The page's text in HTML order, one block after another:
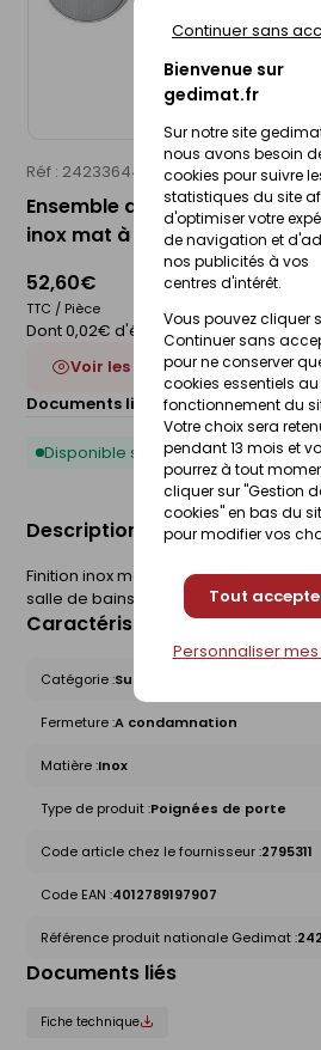
Bienvenue sur
gedimat.fr
Sur notre site
nous avons besoin
cookies pour suivre
statistiques du site
d'optimiser votre
de navigation et
nos publicités à vos
centres d'intérêt.
Vous pouvez cliquer
Continuer sans
pour ne conserver
cookies essentiels au
fonctionnement du
Votre choix sera
pendant 13 mois et
pourrez à tout
cliquer sur "Gestion
cookies" en bas du
pour modifier vos
Tout
Continuer sans
Personnaliser
Réf : 24233644 HOPPE
Ensemble de poignées sur
inox mat à condamnation 37-
52,60€
TTC / Pièce
Dont 0,02€ d'éco-participation
Voir les 3 déclinaisons
Documents liés :
Fiche technique
Disponible sous 10 jours
Description du produit
Finition inox mat. Avec verrou de
salle de bains.
Caractéristiques du produit
Catégorie :Sur rosace
Fermeture :A condamnation
Matière :Inox
Type de produit :Poignées de porte
Code article chez le fournisseur :2795311
Code EAN :4012789197907
Référence produit nationale Gedimat :
Documents liés
Fiche technique